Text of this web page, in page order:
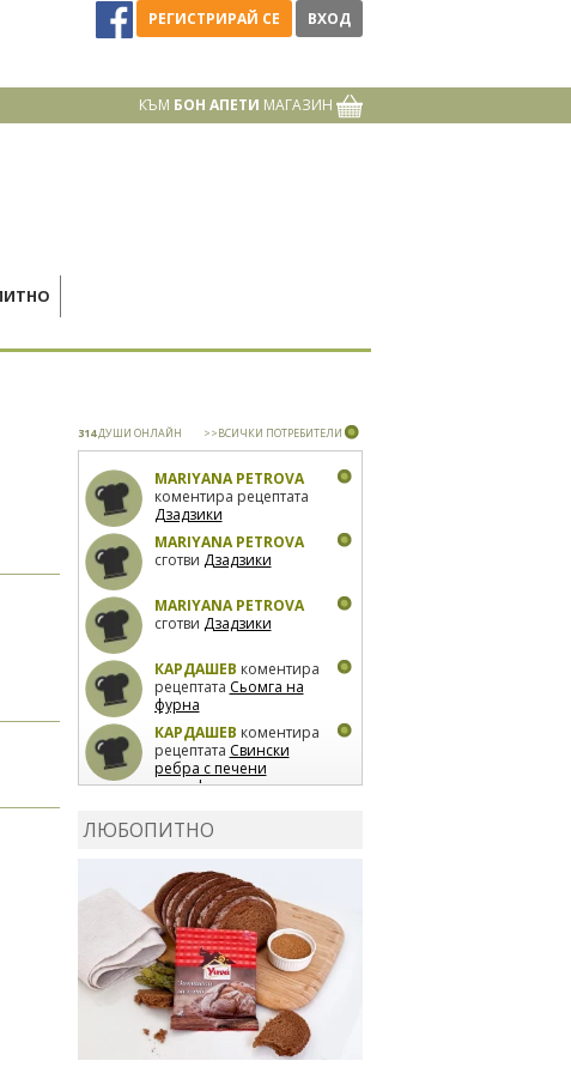
РЕГИСТРИРАЙ СЕ ВХОД
КЪМ БОН АПЕТИ МАГАЗИН
314ДУШИ ОНЛАЙН >>ВСИЧКИ ПОТРЕБИТЕЛИ
MARIYANA PETROVA
коментира рецептата
Дзадзики
MARIYANA PETROVA
сготви Дзадзики
MARIYANA PETROVA
сготви Дзадзики
КАРДАШЕВ коментира
рецептата Сьомга на
фурна
КАРДАШЕВ коментира
рецептата Свински
ребра с печени
картофи
лимон
коментира рецептата
Киноа със зеленчуци
ЛЮБОПИТНО